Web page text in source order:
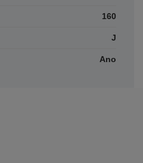
160
J
Ano